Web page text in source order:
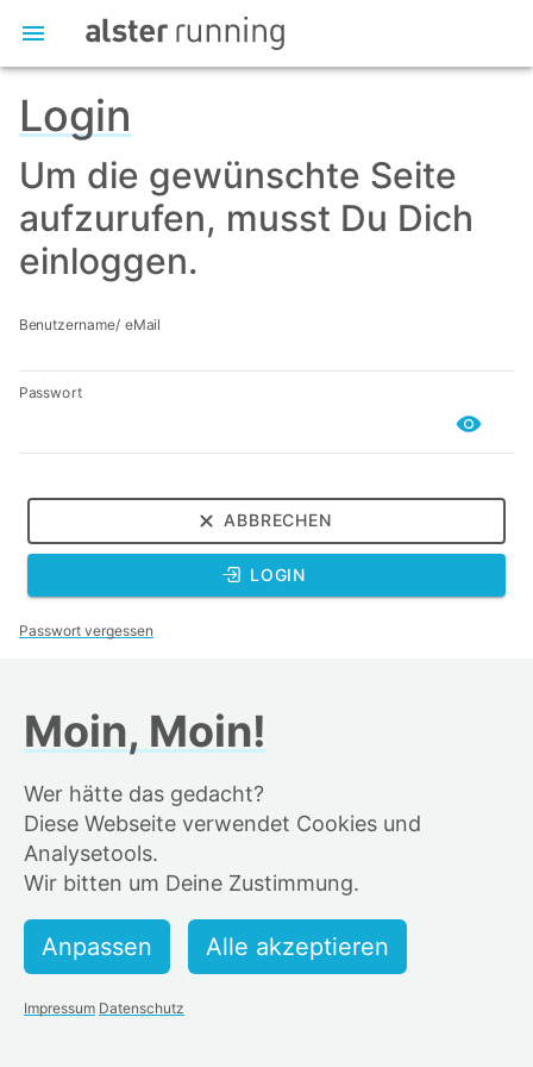
Login
Um die gewünschte Seite
aufzurufen, musst Du Dich
einloggen.
Benutzername/ eMail
Passwort
ABBRECHEN
LOGIN
Passwort vergessen
Account anlegen
Falls Du noch keinen Account bei uns hast, kannst Du
hier einen erstellen.
Moin, Moin!
Wer hätte das gedacht?
Diese Webseite verwendet Cookies und
Analysetools.
Wir bitten um Deine Zustimmung.
Impressum Datenschutz